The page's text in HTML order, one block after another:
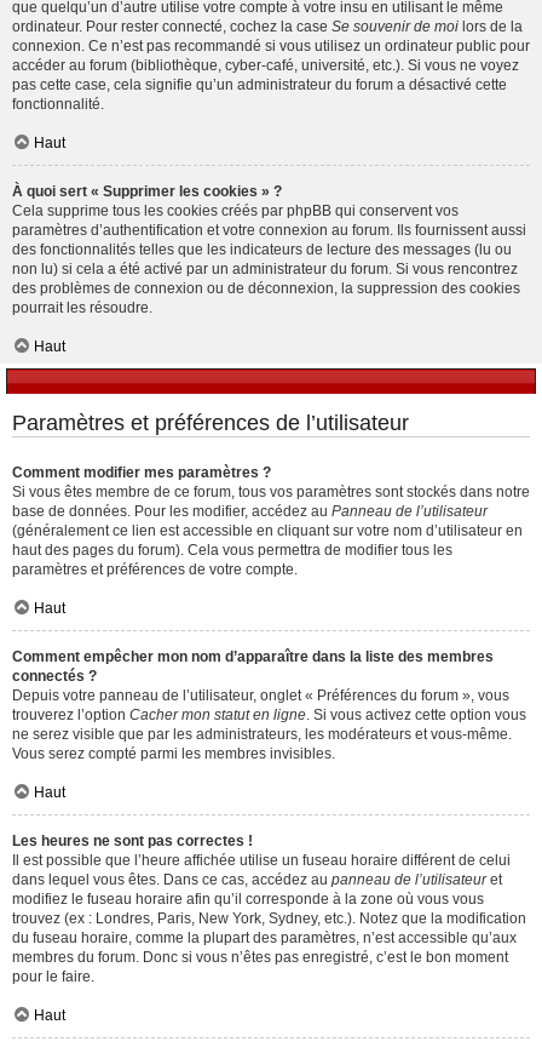
que quelqu’un d’autre utilise votre compte à votre insu en utilisant le même
ordinateur. Pour rester connecté, cochez la case Se souvenir de moi lors de la
connexion. Ce n’est pas recommandé si vous utilisez un ordinateur public pour
accéder au forum (bibliothèque, cyber-café, université, etc.). Si vous ne voyez
pas cette case, cela signifie qu’un administrateur du forum a désactivé cette
fonctionnalité.
Haut
À quoi sert « Supprimer les cookies » ?
Cela supprime tous les cookies créés par phpBB qui conservent vos
paramètres d’authentification et votre connexion au forum. Ils fournissent aussi
des fonctionnalités telles que les indicateurs de lecture des messages (lu ou
non lu) si cela a été activé par un administrateur du forum. Si vous rencontrez
des problèmes de connexion ou de déconnexion, la suppression des cookies
pourrait les résoudre.
Haut
Paramètres et préférences de l’utilisateur
Comment modifier mes paramètres ?
Si vous êtes membre de ce forum, tous vos paramètres sont stockés dans notre
base de données. Pour les modifier, accédez au Panneau de l’utilisateur
(généralement ce lien est accessible en cliquant sur votre nom d’utilisateur en
haut des pages du forum). Cela vous permettra de modifier tous les
paramètres et préférences de votre compte.
Haut
Comment empêcher mon nom d’apparaître dans la liste des membres
connectés ?
Depuis votre panneau de l’utilisateur, onglet « Préférences du forum », vous
trouverez l’option Cacher mon statut en ligne . Si vous activez cette option vous
ne serez visible que par les administrateurs, les modérateurs et vous-même.
Vous serez compté parmi les membres invisibles.
Haut
Les heures ne sont pas correctes !
Il est possible que l’heure affichée utilise un fuseau horaire différent de celui
dans lequel vous êtes. Dans ce cas, accédez au panneau de l’utilisateuret
modifiez le fuseau horaire afin qu’il corresponde à la zone où vous vous
trouvez (ex : Londres, Paris, New York, Sydney, etc.). Notez que la modification
du fuseau horaire, comme la plupart des paramètres, n’est accessible qu’aux
membres du forum. Donc si vous n’êtes pas enregistré, c’est le bon moment
pour le faire.
Haut